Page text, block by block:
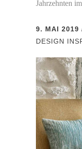
Jahrzehnten
9. MAI 2019
DESIGN